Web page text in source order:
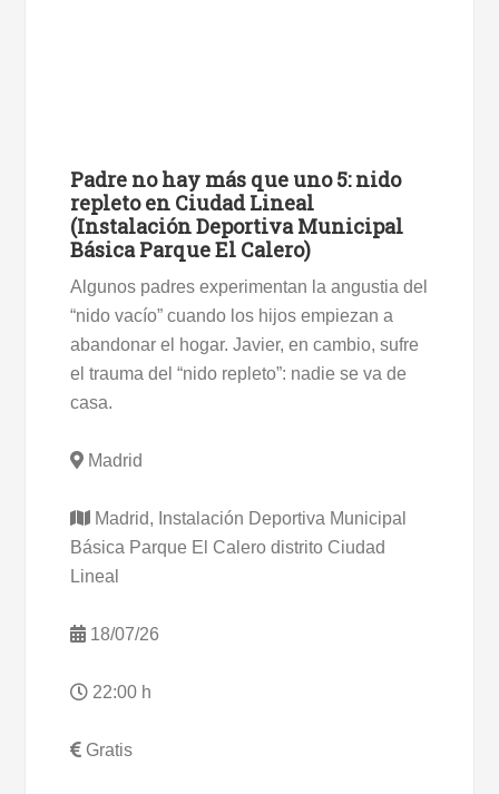
Padre no hay más que uno 5: nido
repleto en Ciudad Lineal
(Instalación Deportiva Municipal
Básica Parque El Calero)
Algunos padres experimentan la angustia del
“nido vacío” cuando los hijos empiezan a
abandonar el hogar. Javier, en cambio, sufre
el trauma del “nido repleto”: nadie se va de
casa.
Madrid
Madrid, Instalación Deportiva Municipal
Básica Parque El Calero distrito Ciudad
Lineal
18/07/26
22:00 h
Gratis